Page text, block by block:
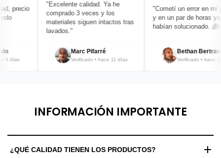
precio
"Excelente calidad. Ya he
comprado 3 veces y los
materiales siguen intactos tras
lavados."
Marc Pifarré
Verificado • hace 11 días
"Cometí un error en mi
y en un par de horas ya lo
habían solucionado.
Bethan Bertrand
Verificado • hace 12
INFORMACIÓN IMPORTANTE
¿QUÉ CALIDAD TIENEN LOS PRODUCTOS?